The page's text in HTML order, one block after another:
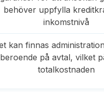
behöver uppfylla
inkomstnivå
kan finnas
beroende på avtal, vilket
totalkostnaden